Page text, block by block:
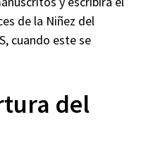
de la Niñez del
cuando este se
del